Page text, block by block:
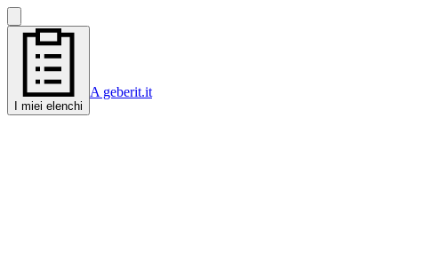
I miei elenchi
A geberit.it